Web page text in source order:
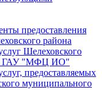
предоставления
района
Шелеховского
в ГАУ "МФЦ ИО"
предоставляемых
муниципального